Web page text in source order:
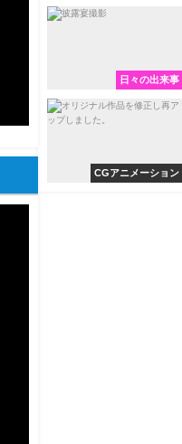
日々の出来事
CGアニメーション